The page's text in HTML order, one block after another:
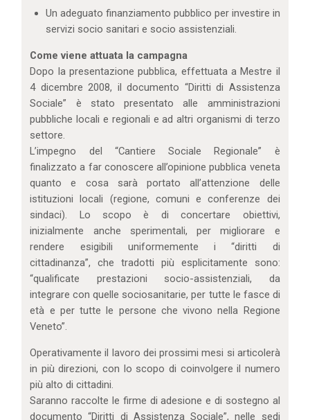
Un adeguato finanziamento pubblico per investire in
servizi socio sanitari e socio assistenziali.
Come viene attuata la campagna
Dopo la presentazione pubblica, effettuata a Mestre il
4 dicembre 2008, il documento “Diritti di Assistenza
Sociale” è stato presentato alle amministrazioni
pubbliche locali e regionali e ad altri organismi di terzo
settore.
L’impegno del “Cantiere Sociale Regionale” è
finalizzato a far conoscere all’opinione pubblica veneta
quanto e cosa sarà portato all’attenzione delle
istituzioni locali (regione, comuni e conferenze dei
sindaci). Lo scopo è di concertare obiettivi,
inizialmente anche sperimentali, per migliorare e
rendere esigibili uniformemente i “diritti di
cittadinanza”, che tradotti più esplicitamente sono:
“qualificate prestazioni socio-assistenziali, da
integrare con quelle sociosanitarie, per tutte le fasce di
età e per tutte le persone che vivono nella Regione
Veneto”.
Operativamente il lavoro dei prossimi mesi si articolerà
in più direzioni, con lo scopo di coinvolgere il numero
più alto di cittadini.
Saranno raccolte le firme di adesione e di sostegno al
documento “Diritti di Assistenza Sociale”, nelle sedi